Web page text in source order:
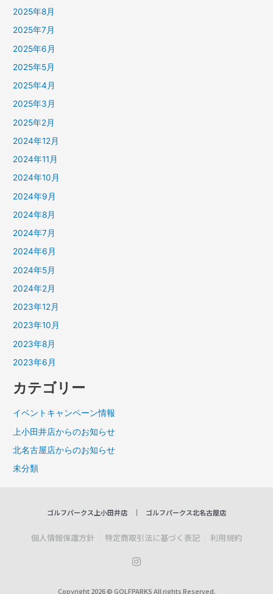
2025年8月
2025年7月
2025年6月
2025年5月
2025年4月
2025年3月
2025年2月
2024年12月
2024年11月
2024年10月
2024年9月
2024年8月
2024年7月
2024年6月
2024年5月
2024年2月
2023年12月
2023年10月
2023年8月
2023年6月
カテゴリー
イベントキャンペーン情報
上小田井店からのお知らせ
北名古屋店からのお知らせ
未分類
ゴルフパークス上小田井店 ゴルフパークス北名古屋店
個人情報保護方針 特定商取引法に基づく表記 利用規約
I
t
Copyright 2026 © GOLFPARKS All rights Reserved.